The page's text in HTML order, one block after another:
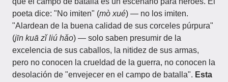
poeta dice: "No imiten" (mò xué) — no los imiten.
"Alardean de la buena calidad de sus corceles púrpura"
(jīn kuā zǐ liú hǎo) — solo saben presumir de la
excelencia de sus caballos, la nitidez de sus armas,
pero no conocen la crueldad de la guerra, no conocen la
desolación de "envejecer en el campo de batalla". Esta